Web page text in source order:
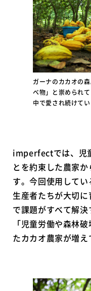
ガーナのカカオの
べ物」と崇められ
中で愛され続けて
imperfectでは、児
とを約束した農家
す。今回使用して
生産者たちが大切
で課題がすべて解決
「児童労働や森林
たカカオ農家が増え